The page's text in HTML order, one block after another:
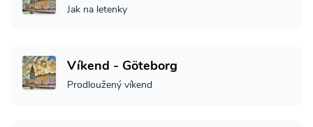
Jak na letenky
Víkend - Göteborg
Prodloužený víkend